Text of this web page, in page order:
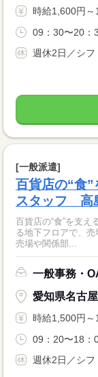
時給1,600円～
09：30〜20：
週休2日／シフ
[一般派遣]
百貨店の“食
スタッフ 高
百貨店の“食”を支
る地下フロアで、
売場や関係部...
一般事務・
愛知県名古
時給1,500円～
09：20〜18：
週休2日／シフ